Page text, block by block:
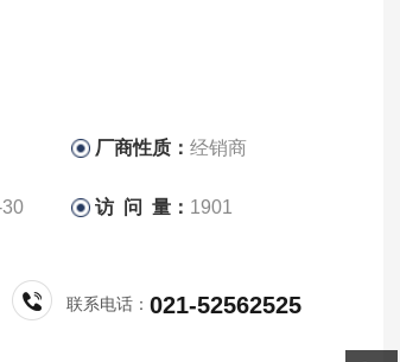
厂商性质：经销商
访 问 量： 1901
联系电话：021-52562525